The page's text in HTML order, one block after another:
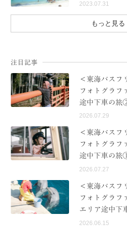
2023.07.31
もっと見る
注目記事
＜東海バスフ
フォトグラフ
途中下車の旅
2026.07.29
＜東海バスフ
フォトグラフ
途中下車の旅
2026.07.27
＜東海バスフ
フォトグラフ
エリア途中下
2026.06.15